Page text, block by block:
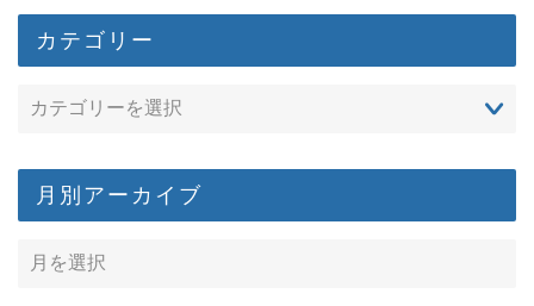
カテゴリー
月別アーカイブ